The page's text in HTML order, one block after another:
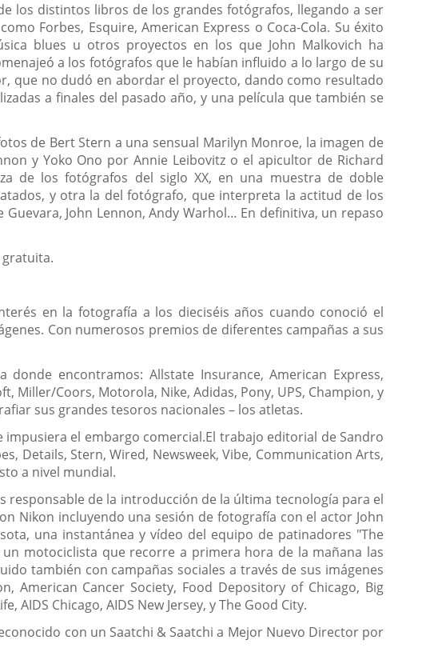
los distintos libros de los grandes fotógrafos, llegando a ser
Forbes, Esquire, American Express o Coca-Cola. Su éxito
blues u otros proyectos en los que John Malkovich ha
a los fotógrafos que le habían influido a lo largo de su
que no dudó en abordar el proyecto, dando como resultado
a finales del pasado año, y una película que también se
de Bert Stern a una sensual Marilyn Monroe, la imagen de
y Yoko Ono por Annie Leibovitz o el apicultor de Richard
de los fotógrafos del siglo XX, en una muestra de doble
y otra la del fotógrafo, que interpreta la actitud de los
John Lennon, Andy Warhol… En definitiva, un repaso
en la fotografía a los dieciséis años cuando conoció el
Con numerosos premios de diferentes campañas a sus
encontramos: Allstate Insurance, American Express,
Miller/Coors, Motorola, Nike, Adidas, Pony, UPS, Champion, y
sus grandes tesoros nacionales – los atletas.
el embargo comercial.El trabajo editorial de Sandro
Details, Stern, Wired, Newsweek, Vibe, Communication Arts,
a nivel mundial.
responsable de la introducción de la última tecnología para el
Nikon incluyendo una sesión de fotografía con el actor John
una instantánea y vídeo del equipo de patinadores "The
motociclista que recorre a primera hora de la mañana las
también con campañas sociales a través de sus imágenes
American Cancer Society, Food Depository of Chicago, Big
AIDS Chicago, AIDS New Jersey, y The Good City.
con un Saatchi & Saatchi a Mejor Nuevo Director por